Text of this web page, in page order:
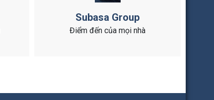
Subasa Group
Điểm đến của mọi nhà